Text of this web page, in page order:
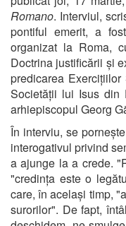
Romano. Interviul,
pontiful emerit, a
organizat la Roma,
Doctrina justificării și
predicarea
Societății lui Isus din
arhiepiscopul Georg
În interviu, se
interogativul privind
a ajunge la a crede.
"credința este o
care, în același timp,
surorilor". De fapt,